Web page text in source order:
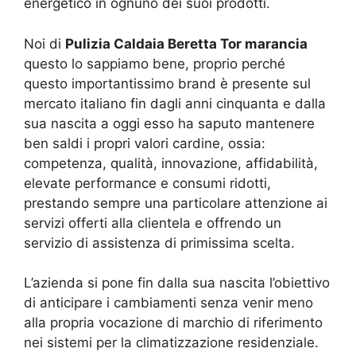
energetico in ognuno dei suoi prodotti.
Noi di Pulizia Caldaia Beretta Tor marancia
questo lo sappiamo bene, proprio perché
questo importantissimo brand è presente sul
mercato italiano fin dagli anni cinquanta e dalla
sua nascita a oggi esso ha saputo mantenere
ben saldi i propri valori cardine, ossia:
competenza, qualità, innovazione, affidabilità,
elevate performance e consumi ridotti,
prestando sempre una particolare attenzione ai
servizi offerti alla clientela e offrendo un
servizio di assistenza di primissima scelta.
L’azienda si pone fin dalla sua nascita l’obiettivo
di anticipare i cambiamenti senza venir meno
alla propria vocazione di marchio di riferimento
nei sistemi per la climatizzazione residenziale.